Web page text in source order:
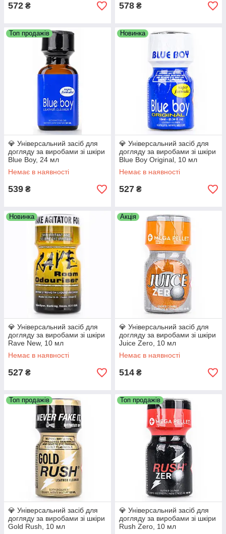
572 ₴ 578 ₴
Топ продажів
💎 Універсальний засіб для
догляду за виробами зі шкіри
Blue Boy, 24 мл
Немає в наявності
539 ₴
Новинка
💎 Універсальний засіб для
догляду за виробами зі шкіри
Blue Boy Original, 10 мл
Немає в наявності
527 ₴
Новинка
💎 Універсальний засіб для
догляду за виробами зі шкіри
Rave New, 10 мл
Немає в наявності
527 ₴
Акція
💎 Універсальний засіб для
догляду за виробами зі шкіри
Juice Zero, 10 мл
Немає в наявності
514 ₴
Топ продажів
💎 Універсальний засіб для
догляду за виробами зі шкіри
Gold Rush, 10 мл
Топ продажів
💎 Універсальний засіб для
догляду за виробами зі шкіри
Rush Zero, 10 мл